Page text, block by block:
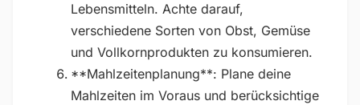
Lebensmitteln. Achte darauf,
verschiedene Sorten von Obst, Gemüse
und Vollkornprodukten zu konsumieren.
**Mahlzeitenplanung**: Plane deine
Mahlzeiten im Voraus und berücksichtige